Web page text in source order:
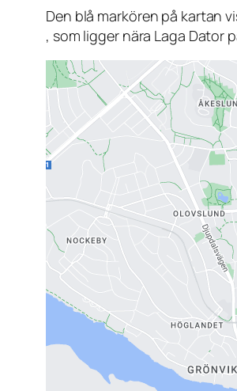
Den blå markören på kartan
, som ligger nära Laga Dator